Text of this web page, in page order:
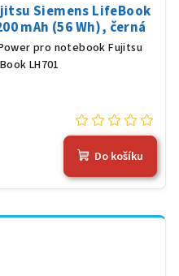
Siemens LifeBook
mAh (56 Wh), černá
pro notebook Fujitsu
LH701
Do košíku